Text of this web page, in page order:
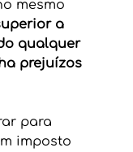
mesmo
a
qualquer
prejuízos
para
imposto